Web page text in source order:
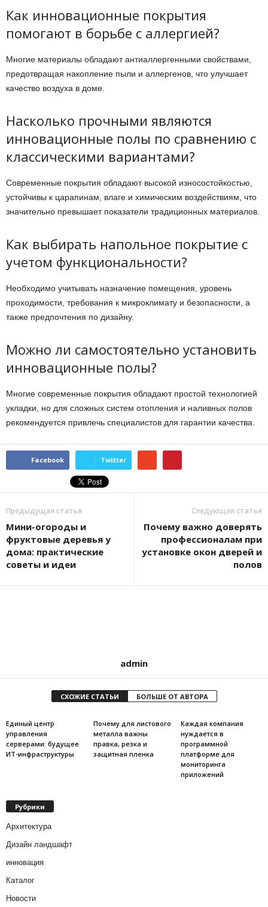
Как инновационные покрытия
помогают в борьбе с аллергией?
Многие материалы обладают антиаллергенными свойствами,
предотвращая накопление пыли и аллергенов, что улучшает
качество воздуха в доме.
Насколько прочными являются
инновационные полы по сравнению с
классическими вариантами?
Современные покрытия обладают высокой износостойкостью,
устойчивы к царапинам, влаге и химическим воздействиям, что
значительно превышает показатели традиционных материалов.
Как выбирать напольное покрытие с
учетом функциональности?
Необходимо учитывать назначение помещения, уровень
проходимости, требования к микроклимату и безопасности, а
также предпочтения по дизайну.
Можно ли самостоятельно установить
инновационные полы?
Многие современные покрытия обладают простой технологией
укладки, но для сложных систем отопления и наливных полов
рекомендуется привлечь специалистов для гарантии качества.
Facebook Twitter
Предыдущая статья
Мини-огороды и
фруктовые деревья у
дома: практические
советы и идеи
Следующая статья
Почему важно доверять
профессионалам при
установке окон дверей и
полов
admin
СХОЖИЕ СТАТЬИ БОЛЬШЕ ОТ АВТОРА
Единый центр
управления
серверами: будущее
ИТ-инфраструктуры
Почему для листового
металла важны
правка, резка и
защитная пленка
Каждая компания
нуждается в
программной
платформе для
мониторинга
приложений
Рубрики
Архитектура
Дизайн ландшафт
инновация
Каталог
Новости